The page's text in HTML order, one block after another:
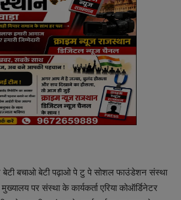
बेटी बचाओ बेटी पढ़ाओ पे टु पे सोशल फाउंडेशन संस्था
पर संस्था के कार्यकर्ता एरिया कोऑर्डिनेटर